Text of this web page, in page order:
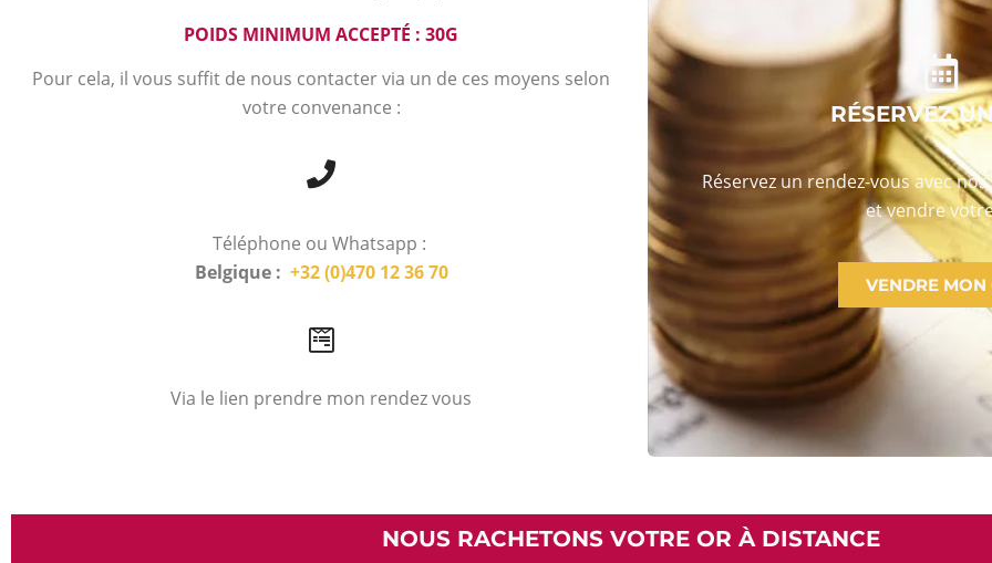
POIDS MINIMUM ACCEPTÉ : 30G
Pour cela, il vous suffit de nous contacter via un de ces moyens selon
votre convenance :
Téléphone ou Whatsapp :
Belgique : +32 (0)470 12 36 70
Via le lien prendre mon rendez vous
RÉSERVEZ
Réservez un rendez-vous avec
et vendre
VENDRE MON
NOUS RACHETONS VOTRE OR À DISTANCE